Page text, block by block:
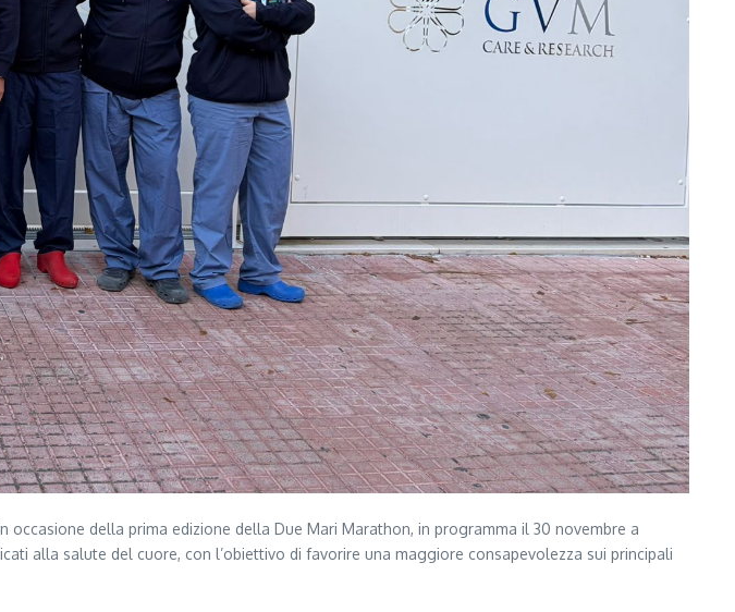
occasione della prima edizione della Due Mari Marathon, in programma il 30 novembre a
alla salute del cuore, con l’obiettivo di favorire una maggiore consapevolezza sui principali